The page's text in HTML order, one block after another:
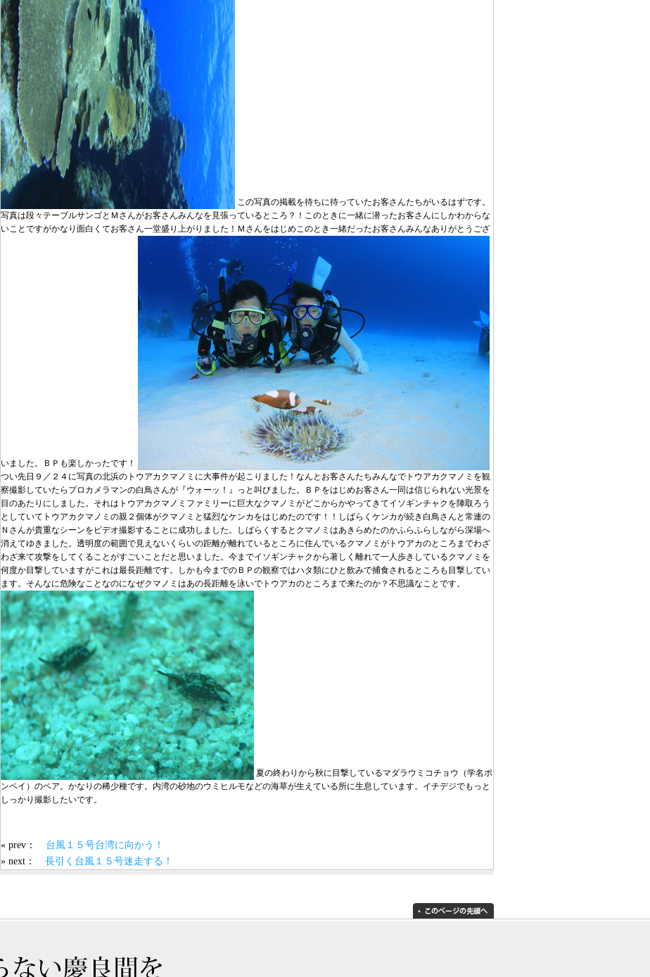
この写真の掲載を待ちに待っていたお客さんたちがいるはずです。
写真は段々テーブルサンゴとＭさんがお客さんみんなを見張っているところ？！このときに一緒に潜ったお客さんにしかわからな
いことですがかなり面白くてお客さん一堂盛り上がりました！Ｍさんをはじめこのとき一緒だったお客さんみんなありがとうござ
いました。ＢＰも楽しかったです！
つい先日９／２４に写真の北浜のトウアカクマノミに大事件が起こりました！なんとお客さんたちみんなでトウアカクマノミを観
察撮影していたらプロカメラマンの白鳥さんが『ウォーッ！』っと叫びました。ＢＰをはじめお客さん一同は信じられない光景を
目のあたりにしました。それはトウアカクマノミファミリーに巨大なクマノミがどこからかやってきてイソギンチャクを陣取ろう
としていてトウアカクマノミの親２個体がクマノミと猛烈なケンカをはじめたのです！！しばらくケンカが続き白鳥さんと常連の
Ｎさんが貴重なシーンをビデオ撮影することに成功しました。しばらくするとクマノミはあきらめたのかふらふらしながら深場へ
消えてゆきました。透明度の範囲で見えないくらいの距離が離れているところに住んでいるクマノミがトウアカのところまでわざ
わざ来て攻撃をしてくることがすごいことだと思いました。今までイソギンチャクから著しく離れて一人歩きしているクマノミを
何度か目撃していますがこれは最長距離です。しかも今までのＢＰの観察ではハタ類にひと飲みで捕食されるところも目撃してい
ます。そんなに危険なことなのになぜクマノミはあの長距離を泳いでトウアカのところまで来たのか？不思議なことです。
夏の終わりから秋に目撃しているマダラウミコチョウ（学名ポ
ンペイ）のペア。かなりの稀少種です。内湾の砂地のウミヒルモなどの海草が生えている所に生息しています。イチデジでもっと
しっかり撮影したいです。
« prev： 台風１５号台湾に向かう！
» next： 長引く台風１５号迷走する！